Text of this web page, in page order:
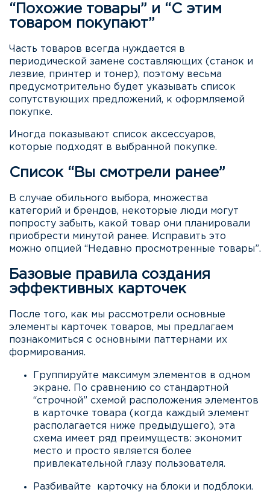
“Похожие товары” и “С этим
товаром покупают”
Часть товаров всегда нуждается в
периодической замене составляющих (станок и
лезвие, принтер и тонер), поэтому весьма
предусмотрительно будет указывать список
сопутствующих предложений, к оформляемой
покупке.
Иногда показывают список аксессуаров,
которые подходят в выбранной покупке.
Список “Вы смотрели ранее”
В случае обильного выбора, множества
категорий и брендов, некоторые люди могут
попросту забыть, какой товар они планировали
приобрести минутой ранее. Исправить это
можно опцией “Недавно просмотренные товары”.
Базовые правила создания
эффективных карточек
После того, как мы рассмотрели основные
элементы карточек товаров, мы предлагаем
познакомиться с основными паттернами их
формирования.
Группируйте максимум элементов в одном
экране. По сравнению со стандартной
“строчной” схемой расположения элементов
в карточке товара (когда каждый элемент
располагается ниже предыдущего), эта
схема имеет ряд преимуществ: экономит
место и просто является более
привлекательной глазу пользователя.
Разбивайте карточку на блоки и подблоки.